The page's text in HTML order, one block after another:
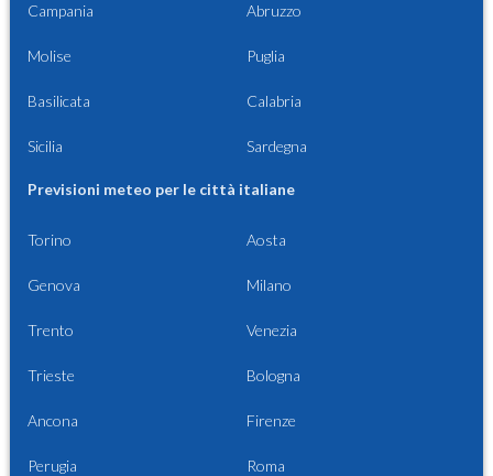
Campania Abruzzo
Molise Puglia
Basilicata Calabria
Sicilia Sardegna
Previsioni meteo per le città italiane
Torino Aosta
Genova Milano
Trento Venezia
Trieste Bologna
Ancona Firenze
Perugia Roma